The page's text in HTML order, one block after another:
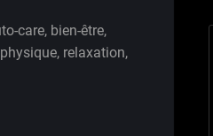
care, bien-être,
physique, relaxation,